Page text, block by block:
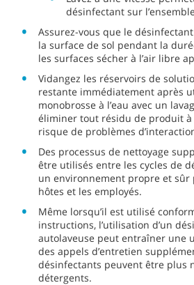
désinfectant sur
Assurez-vous que le
la surface de sol pendant la
les surfaces sécher à l’air libre
Vidangez les réservoirs de
restante immédiatement après
monobrosse à l’eau avec un
éliminer tout résidu de produit
risque de problèmes
Des processus de nettoyage
être utilisés entre les cycles de
un environnement propre et sûr
hôtes et les employés.
Même lorsqu’il est utilisé
instructions, l’utilisation d’un
autolaveuse peut entraîner une
des appels d’entretien
désinfectants peuvent être plus
détergents.